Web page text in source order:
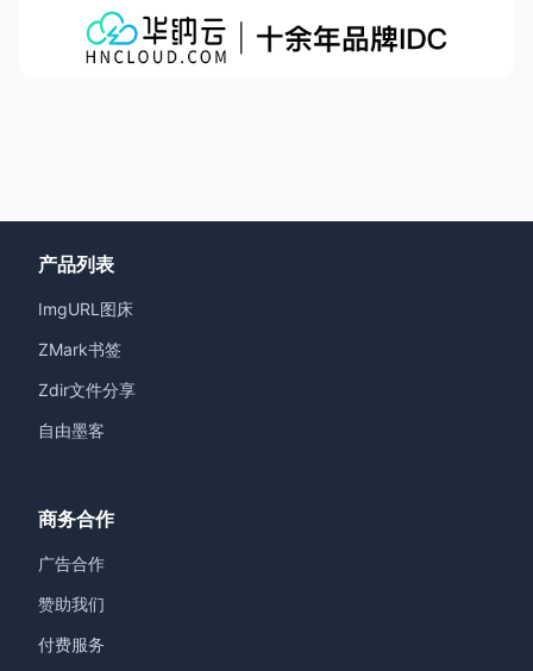
产品列表
ImgURL图床
ZMark书签
Zdir文件分享
自由墨客
商务合作
广告合作
赞助我们
付费服务